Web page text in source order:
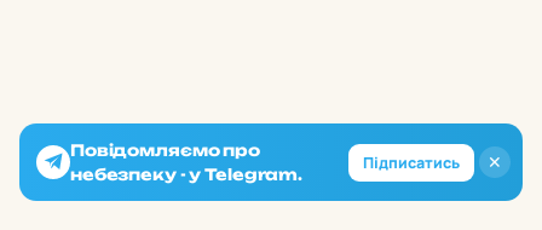
✕
Повідомляємо про
небезпеку - у Telegram.
Підписатись